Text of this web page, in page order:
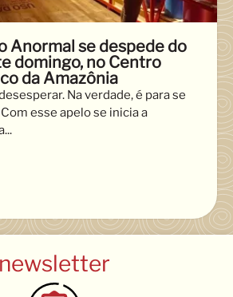
Anormal se despede do
domingo, no Centro
da Amazônia
Na verdade, é para se
esse apelo se inicia a
newsletter